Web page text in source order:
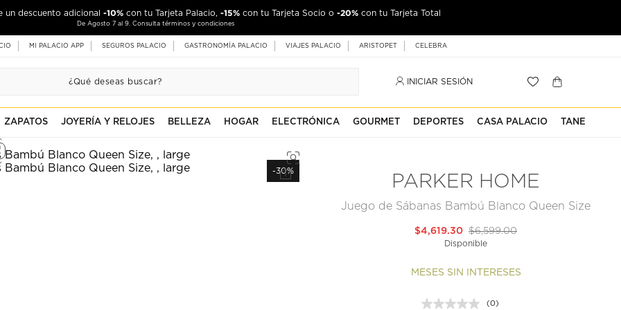
un descuento adicional -10% con tu Tarjeta Palacio, -15% con tu Tarjeta Socio o -20% con tu Tarjeta Total
De Agosto 7 al 9. Consulta términos y condiciones
MI PALACIO APP SEGUROS PALACIO GASTRONOMÍA PALACIO VIAJES PALACIO ARISTOPET CELEBRA
INICIAR SESIÓN
ZAPATOS JOYERÍA Y RELOJES BELLEZA HOGAR ELECTRÓNICA GOURMET DEPORTES CASA PALACIO TANE
-30%
PARKER HOME
Juego de Sábanas Bambú Blanco Queen Size
$6,599.00
$4,619.30
Disponible
MESES SIN INTERESES
(0)